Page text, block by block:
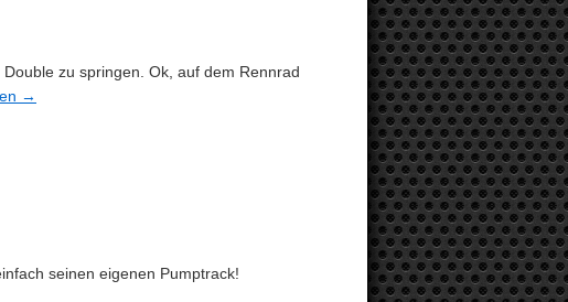
zu springen. Ok, auf dem Rennrad
→
seinen eigenen Pumptrack!